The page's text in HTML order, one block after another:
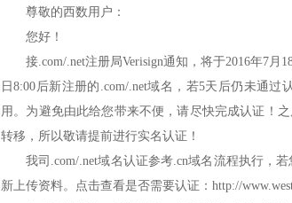
尊敬的西数用户：
您好！
接.com/.net注册局Verisign通知，将于2016年7月
日8:00后新注册的.com/.net域名，若5天后仍未通
用。为避免由此给您带来不便，请尽快完成认证！
转移，所以敬请提前进行实名认证！
我司.com/.net域名认证参考.cn域名流程执行，
新上传资料。点击查看是否需要认证： http://